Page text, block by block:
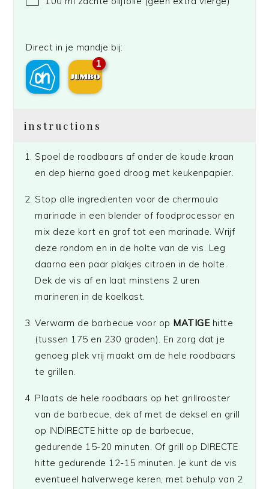
Direct in je mandje bij:
1
instructions
Spoel de roodbaars af onder de koude kraan
en dep hierna goed droog met keukenpapier.
Stop alle ingredienten voor de chermoula
marinade in een blender of foodprocessor en
mix deze kort en grof tot een marinade. Wrijf
deze rondom en in de holte van de vis. Leg
daarna een paar plakjes citroen in de holte.
Dek de vis af en laat minstens 2 uren
marineren in de koelkast.
Verwarm de barbecue voor op MATIGEhitte
(tussen 175 en 230 graden). En zorg dat je
genoeg plek vrij maakt om de hele roodbaars
te grillen.
Plaats de hele roodbaars op het grillrooster
van de barbecue, dek af met de deksel en grill
op INDIRECTE hitte op de barbecue,
gedurende 15-20 minuten. Of grill op DIRECTE
hitte gedurende 12-15 minuten. Je kunt de vis
eventueel halverwege keren, met behulp van 2